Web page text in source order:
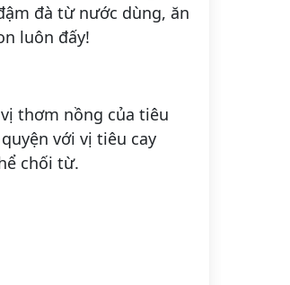
đà từ nước dùng, ăn
luôn đấy!
thơm nồng của tiêu
với vị tiêu cay
chối từ.